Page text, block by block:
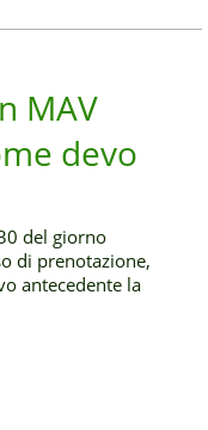
MAV
devo
del giorno
di prenotazione,
antecedente la